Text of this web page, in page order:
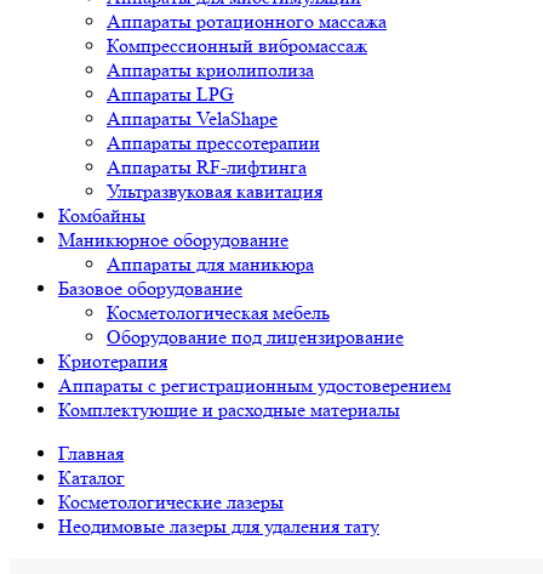
Аппараты ротационного массажа
Компрессионный вибромассаж
Аппараты криолиполиза
Аппараты LPG
Аппараты VelaShape
Аппараты прессотерапии
Аппараты RF-лифтинга
Ультразвуковая кавитация
Комбайны
Маникюрное оборудование
Аппараты для маникюра
Базовое оборудование
Косметологическая мебель
Оборудование под лицензирование
Криотерапия
Аппараты c регистрационным удостоверением
Комплектующие и расходные материалы
Главная
Каталог
Косметологические лазеры
Неодимовые лазеры для удаления тату